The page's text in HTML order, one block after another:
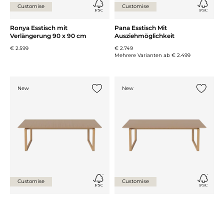
Customise
Ronya Esstisch mit
Verlängerung 90 x 90 cm
€ 2.599
Customise
Pana Esstisch Mit
Ausziehmöglichkeit
€ 2.749
Mehrere Varianten ab € 2.499
New
Customise
New
Customise